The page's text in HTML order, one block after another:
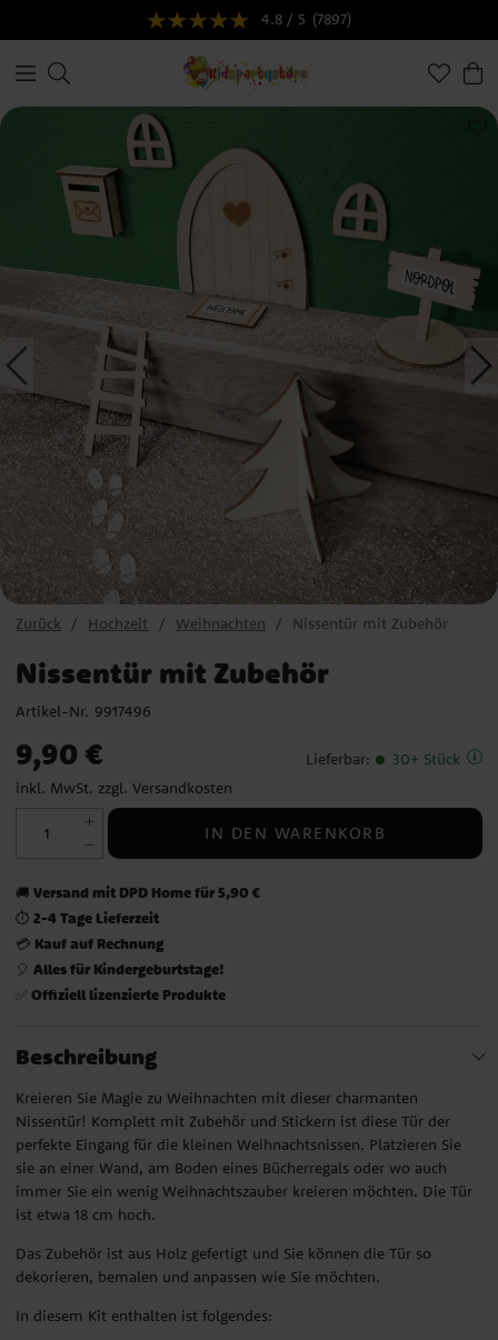
4.8 / 5 (7897)
Zurück Hochzeit Weihnachten Nissentür mit Zubehör
Nissentür mit Zubehör
Artikel-Nr. 9917496
Preis: 9,90 €
9,90 €
inkl. MwSt. zzgl. Versandkosten
Lieferbar: 30+ Stück
IN DEN WARENKORB
🚚 Versand mit DPD Home für 5,90 €
⏱️ 2-4 Tage Lieferzeit
💳 Kauf auf Rechnung
🎈 Alles für Kindergeburtstage!
✅ Offiziell lizenzierte Produkte
Beschreibung
Kreieren Sie Magie zu Weihnachten mit dieser charmanten
Nissentür! Komplett mit Zubehör und Stickern ist diese Tür der
perfekte Eingang für die kleinen Weihnachtsnissen. Platzieren Sie
sie an einer Wand, am Boden eines Bücherregals oder wo auch
immer Sie ein wenig Weihnachtszauber kreieren möchten. Die Tür
ist etwa 18 cm hoch.
Das Zubehör ist aus Holz gefertigt und Sie können die Tür so
dekorieren, bemalen und anpassen wie Sie möchten.
In diesem Kit enthalten ist folgendes: